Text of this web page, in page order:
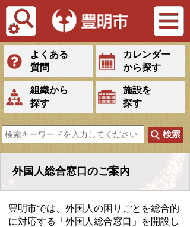
Tiếng Việt
よくある
質問
カレンダー
から探す
組織から
探す
施設を
探す
外国人総合窓口のご案内
豊明市では、外国人の困りごとを総合的
に対応する「外国人総合窓口」を開設し